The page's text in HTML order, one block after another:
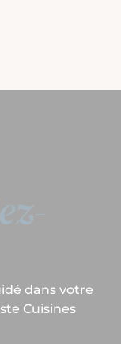
dans votre
Cuisines